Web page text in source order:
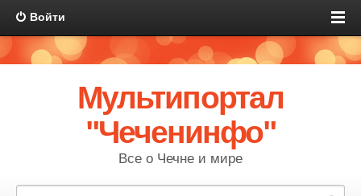
Войти
Мультипортал
"Чеченинфо"
Все о Чечне и мире